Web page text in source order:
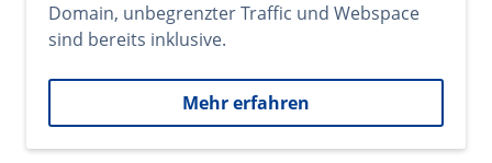
Domain, unbegrenzter Traffic und Webspace
sind bereits inklusive.
Mehr erfahren